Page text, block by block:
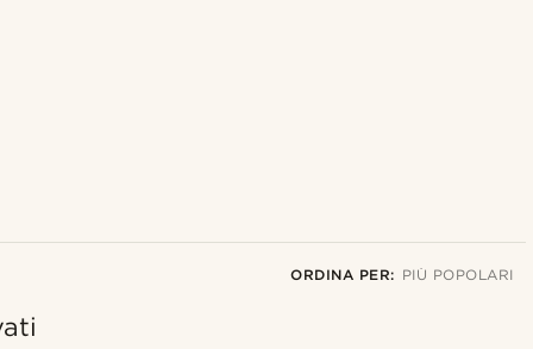
ORDINA PER: PIÙ POPOLARI